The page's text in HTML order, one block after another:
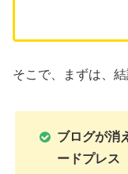
そこで、まずは、結
ブログが消
ードプレス